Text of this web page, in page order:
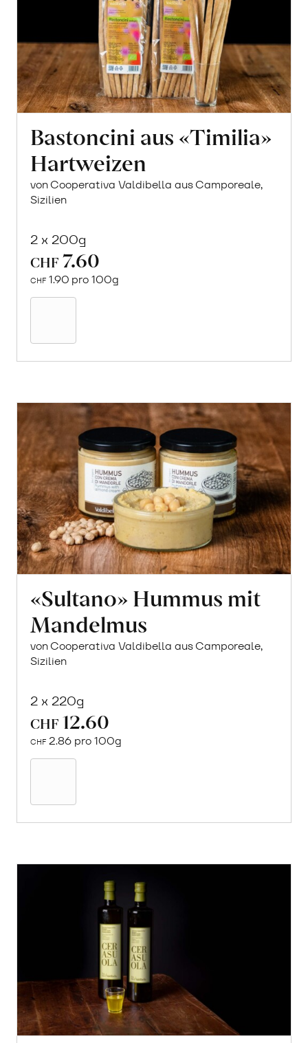
Bastoncini aus «Timilia»
Hartweizen
von Cooperativa Valdibella aus Camporeale,
Sizilien
2 x 200g
CHF 7.60
CHF 1.90 pro 100g
«Sultano» Hummus mit
Mandelmus
von Cooperativa Valdibella aus Camporeale,
Sizilien
2 x 220g
CHF 12.60
CHF 2.86 pro 100g